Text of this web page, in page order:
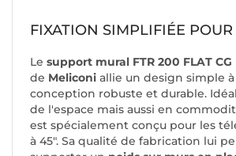
FIXATION SIMPLIFIÉE POUR
Le support mural FTR 200 FLAT CG
de Meliconi allie un design simple
conception robuste et durable.
de l'espace mais aussi en
est spécialement conçu pour les
à 45". Sa qualité de fabrication lui